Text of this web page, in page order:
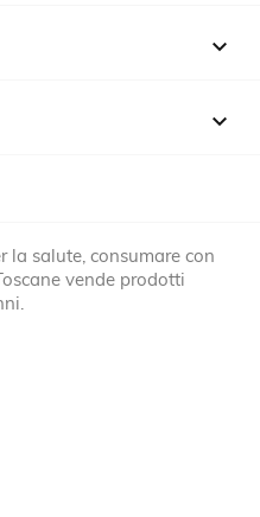


la salute, consumare con
vende prodotti